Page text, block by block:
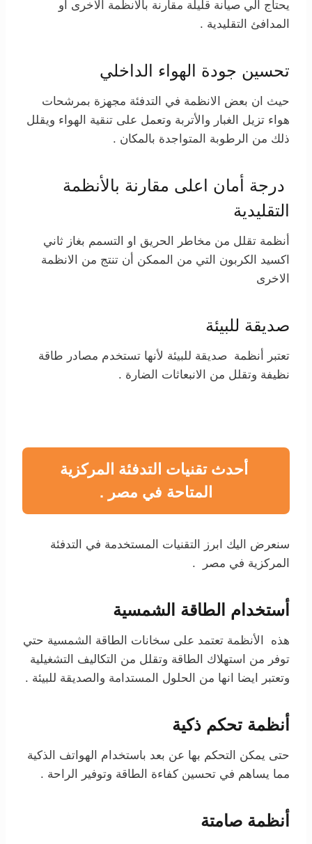
يحتاج الي صيانة قليلة مقارنة بالانظمة الاخرى او
المدافئ التقليدية .
تحسين جودة الهواء الداخلي
حيث ان بعض الانظمة في التدفئة مجهزة بمرشحات
هواء تزيل الغبار والأتربة وتعمل على تنقية الهواء ويقلل
ذلك من الرطوبة المتواجدة بالمكان .
درجة أمان اعلى مقارنة بالأنظمة
التقليدية
أنظمة تقلل من مخاطر الحريق او التسمم بغاز ثاني
اكسيد الكربون التي من الممكن أن تنتج من الانظمة
الاخرى
صديقة للبيئة
تعتبر أنظمة صديقة للبيئة لأنها تستخدم مصادر طاقة
نظيفة وتقلل من الانبعاثات الضارة .
أحدث تقنيات التدفئة المركزية
المتاحة في مصر .
سنعرض اليك ابرز التقنيات المستخدمة في التدفئة
المركزية في مصر .
أستخدام الطاقة الشمسية
هذه الأنظمة تعتمد على سخانات الطاقة الشمسية حتي
توفر من استهلاك الطاقة وتقلل من التكاليف التشغيلية
وتعتبر ايضا انها من الحلول المستدامة والصديقة للبيئة .
أنظمة تحكم ذكية
حتى يمكن التحكم بها عن بعد باستخدام الهواتف الذكية
مما يساهم في تحسين كفاءة الطاقة وتوفير الراحة .
أنظمة صامتة